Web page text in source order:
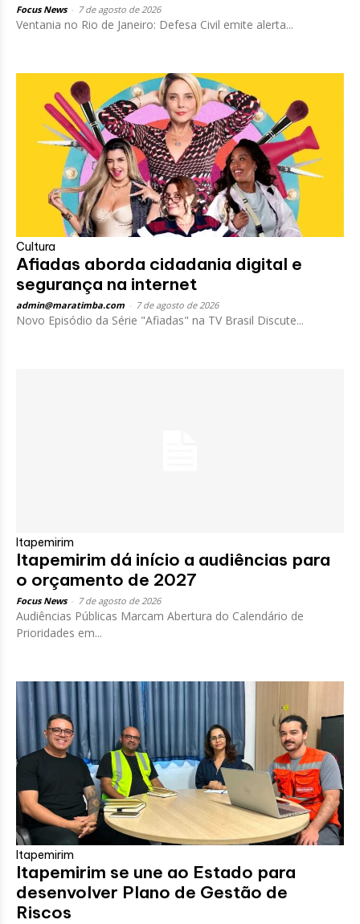
Focus News 7 de agosto de 2026
Ventania no Rio de Janeiro: Defesa Civil emite alerta...
Cultura
Afiadas aborda cidadania digital e
segurança na internet
admin@maratimba.com 7 de agosto de 2026
Novo Episódio da Série "Afiadas" na TV Brasil Discute...
Itapemirim
Itapemirim dá início a audiências para
o orçamento de 2027
Focus News 7 de agosto de 2026
Audiências Públicas Marcam Abertura do Calendário de
Prioridades em...
Itapemirim
Itapemirim se une ao Estado para
desenvolver Plano de Gestão de
Riscos